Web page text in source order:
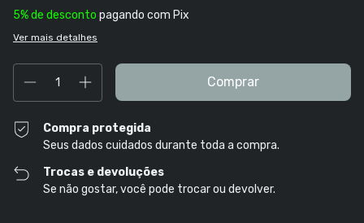
5% de desconto pagando com Pix
Ver mais detalhes
Compra protegida
Seus dados cuidados durante toda a compra.
Trocas e devoluções
Se não gostar, você pode trocar ou devolver.